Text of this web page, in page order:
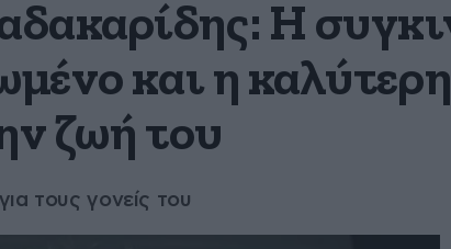
Η
και η
ζωή του
τους γονείς του